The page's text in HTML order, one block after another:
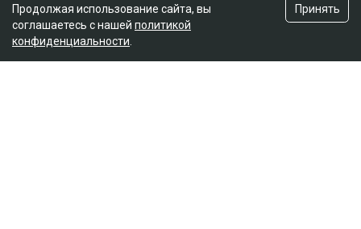
Продолжая использование сайта, вы
соглашаетесь с нашей политикой
конфиденциальности
Принять